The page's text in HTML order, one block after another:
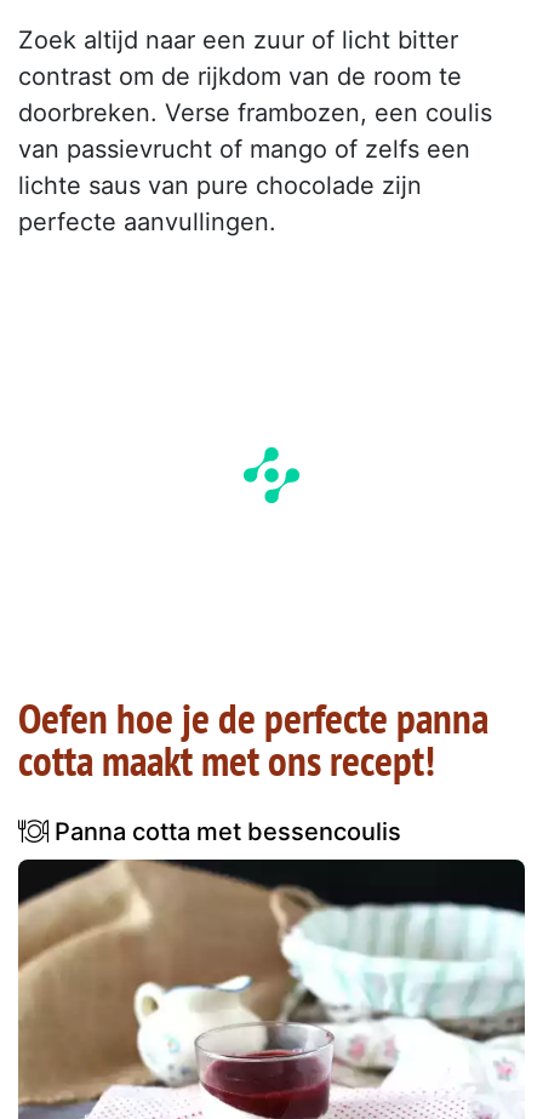
Zoek altijd naar een zuur of licht bitter
contrast om de rijkdom van de room te
doorbreken. Verse frambozen, een coulis
van passievrucht of mango of zelfs een
lichte saus van pure chocolade zijn
perfecte aanvullingen.
Oefen hoe je de perfecte panna
cotta maakt met ons recept!
Panna cotta met bessencoulis